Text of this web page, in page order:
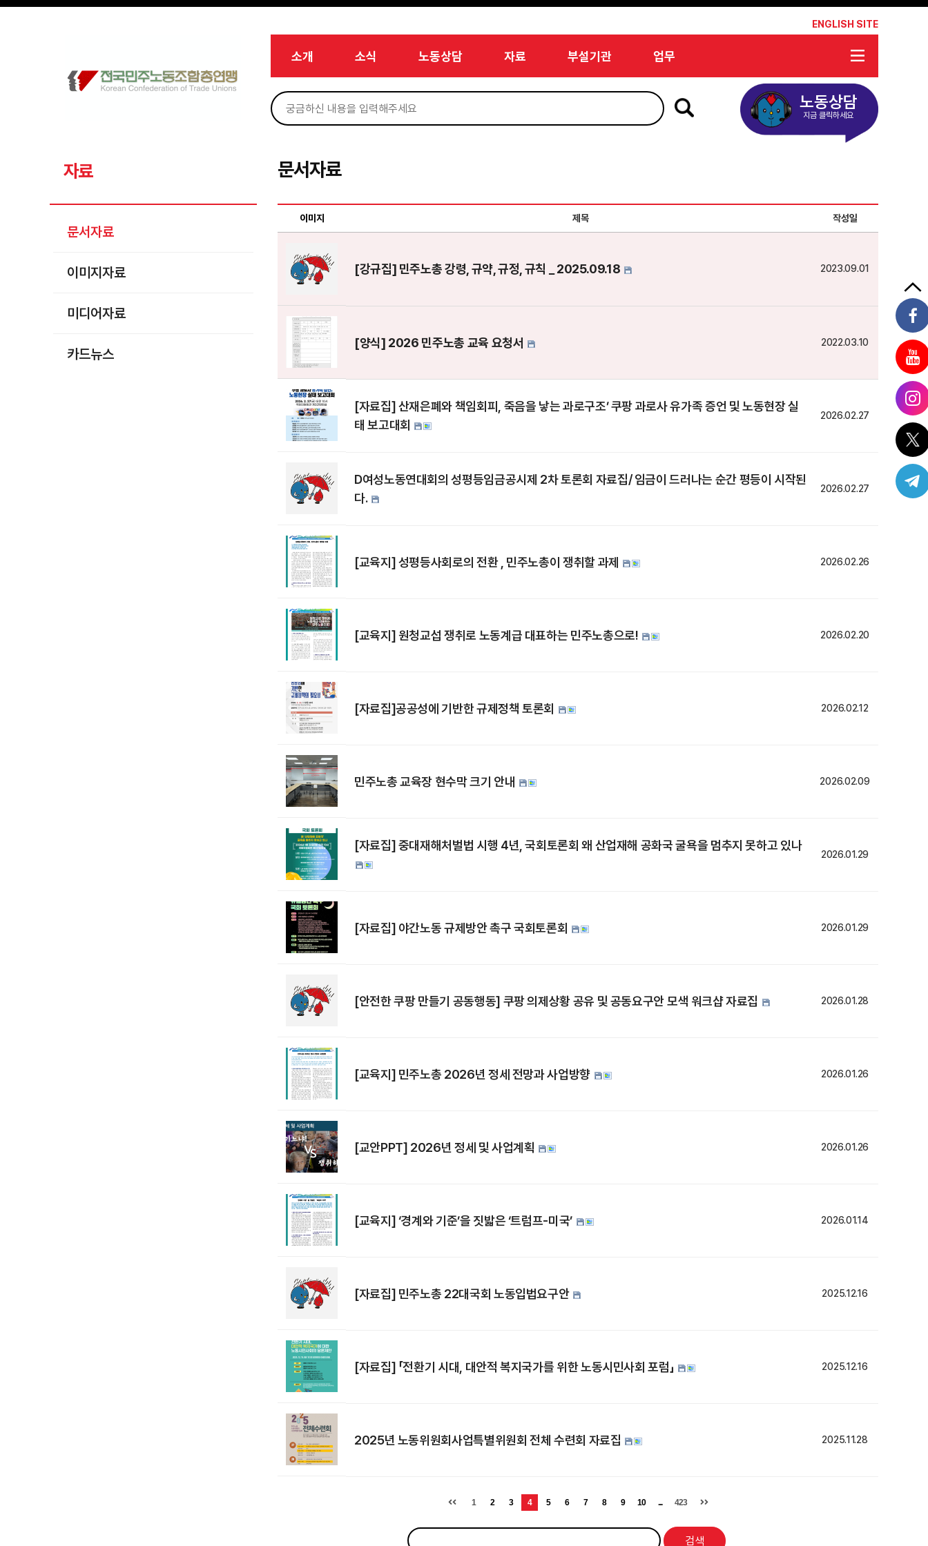
메뉴 건너뛰기
ENGLISH SITE
소개 소식 노동상담 자료 부설기관 업무
노동상담
지금 클릭하세요
자료
문서자료
이미지자료
미디어자료
카드뉴스
문서자료
이미지 제목 작성일
[강규집] 민주노총 강령, 규약, 규정, 규칙 _ 2025.09.18 2023.09.01
[양식] 2026 민주노총 교육 요청서 2022.03.10
[자료집] 산재은폐와 책임회피, 죽음을 낳는 과로구조’ 쿠팡 과로사 유가족 증언 및 노동현장 실
태 보고대회
2026.02.27
D여성노동연대회의 성평등임금공시제 2차 토론회 자료집/ 임금이 드러나는 순간 평등이 시작된
다.
2026.02.27
[교육지] 성평등사회로의 전환 , 민주노총이 쟁취할 과제 2026.02.26
[교육지] 원청교섭 쟁취로 노동계급 대표하는 민주노총으로! 2026.02.20
[자료집]공공성에 기반한 규제정책 토론회 2026.02.12
민주노총 교육장 현수막 크기 안내 2026.02.09
[자료집] 중대재해처벌법 시행 4년, 국회토론회 왜 산업재해 공화국 굴욕을 멈추지 못하고 있나
2026.01.29
[자료집] 야간노동 규제방안 촉구 국회토론회 2026.01.29
[안전한 쿠팡 만들기 공동행동] 쿠팡 의제상황 공유 및 공동요구안 모색 워크샵 자료집 2026.01.28
[교육지] 민주노총 2026년 정세 전망과 사업방향 2026.01.26
[교안PPT] 2026년 정세 및 사업계획 2026.01.26
[교육지] ‘경계와 기준’을 짓밟은 ‘트럼프-미국’ 2026.01.14
[자료집] 민주노총 22대국회 노동입법요구안 2025.12.16
[자료집] 「전환기 시대, 대안적 복지국가를 위한 노동시민사회 포럼」 2025.12.16
2025년 노동위원회사업특별위원회 전체 수련회 자료집 2025.11.28
1 2 3 4 5 6 7 8 9 10 ... 423
검색
Sketchbook5, 스케치북5